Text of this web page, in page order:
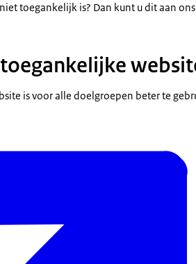
toegankelijk is? Dan kunt u dit aan
is voor alle doelgroepen beter te